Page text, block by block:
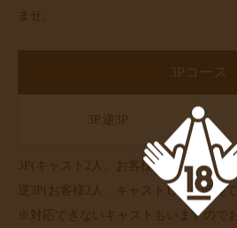
3Pコース
3P.逆3P
3P(キャスト2人、お客様1人)
逆3P(お客様2人、キャスト1人)も可能で
※対応できないキャストもいますので